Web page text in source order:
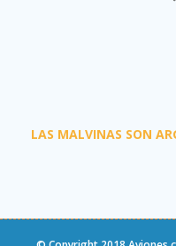
LAS MALVINAS SON